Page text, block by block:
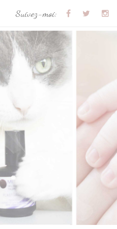
Suivez-moi: